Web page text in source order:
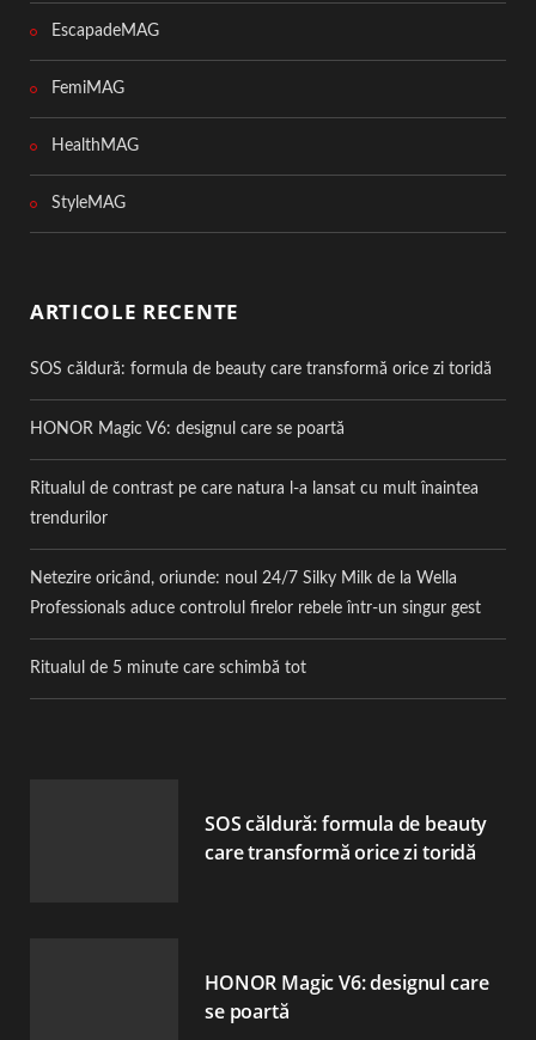
EscapadeMAG
FemiMAG
HealthMAG
StyleMAG
ARTICOLE RECENTE
SOS căldură: formula de beauty care transformă orice zi toridă
HONOR Magic V6: designul care se poartă
Ritualul de contrast pe care natura l-a lansat cu mult înaintea
trendurilor
Netezire oricând, oriunde: noul 24/7 Silky Milk de la Wella
Professionals aduce controlul firelor rebele într-un singur gest
Ritualul de 5 minute care schimbă tot
SOS căldură: formula de beauty
care transformă orice zi toridă
HONOR Magic V6: designul care
se poartă